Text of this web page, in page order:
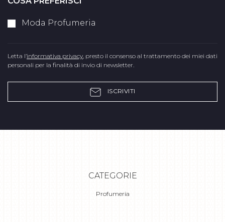
Moda Profumeria
Letta l’informativa privacy, presto il consenso al trattamento dei miei dati
personali per la finalità di invio di newsletter.
ISCRIVITI
CATEGORIE
Profumeria